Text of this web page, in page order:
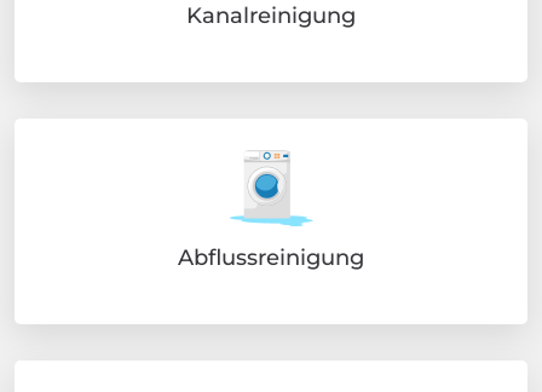
Kanalreinigung
Abflussreinigung